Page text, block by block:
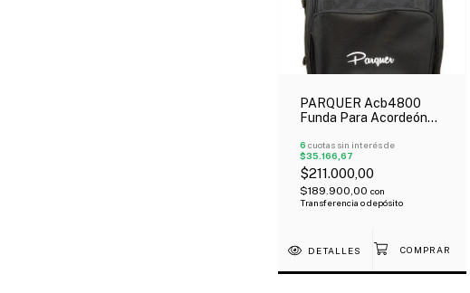
PARQUER Acb4800
Funda Para Acordeón
Reforzada Oferta!
6 cuotas sin interés de
$35.166,67
$211.000,00
$189.900,00 con
Transferencia o depósito
DETALLES